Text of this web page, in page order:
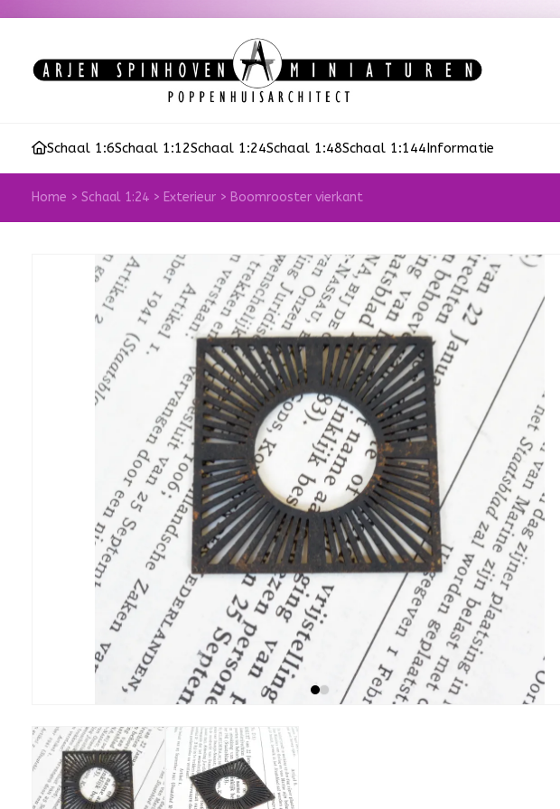
Schaal 1:6Schaal 1:12Schaal 1:24Schaal 1:48Schaal 1:144Informatie
Home > Schaal 1:24 > Exterieur > Boomrooster vierkant